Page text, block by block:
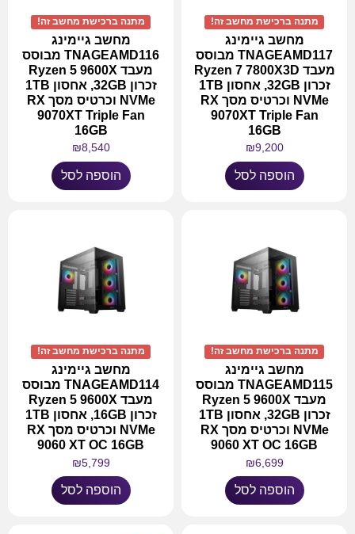
מתנה ברכישת מחשב זה!
מחשב גיימינג
TNAGEAMD117 מבוסס
מעבד Ryzen 7 7800X3D
זכרון 32GB, אחסון 1TB
NVMe וכרטיס מסך RX
9070XT Triple Fan
16GB
₪9,200
הוספה לסל
מתנה ברכישת מחשב זה!
מחשב גיימינג
TNAGEAMD116 מבוסס
מעבד Ryzen 5 9600X
זכרון 32GB, אחסון 1TB
NVMe וכרטיס מסך RX
9070XT Triple Fan
16GB
₪8,540
הוספה לסל
מתנה ברכישת מחשב זה!
מחשב גיימינג
TNAGEAMD115 מבוסס
מעבד Ryzen 5 9600X
זכרון 32GB, אחסון 1TB
NVMe וכרטיס מסך RX
9060 XT OC 16GB
₪6,699
הוספה לסל
מתנה ברכישת מחשב זה!
מחשב גיימינג
TNAGEAMD114 מבוסס
מעבד Ryzen 5 9600X
זכרון 16GB, אחסון 1TB
NVMe וכרטיס מסך RX
9060 XT OC 16GB
₪5,799
הוספה לסל